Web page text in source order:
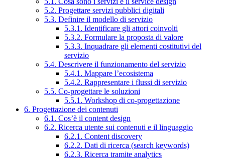
5.2. Progettare servizi pubblici digitali
5.3. Definire il modello di servizio
5.3.1. Identificare gli attori coinvolti
5.3.2. Formulare la proposta di valore
5.3.3. Inquadrare gli elementi costitutivi del
servizio
5.4. Descrivere il funzionamento del servizio
5.4.1. Mappare l’ecosistema
5.4.2. Rappresentare i flussi di servizio
5.5. Co-progettare le soluzioni
5.5.1. Workshop di co-progettazione
6. Progettazione dei contenuti
6.1. Cos’è il content design
6.2. Ricerca utente sui contenuti e il linguaggio
6.2.1. Content discovery
6.2.2. Dati di ricerca (search keywords)
6.2.3. Ricerca tramite analytics